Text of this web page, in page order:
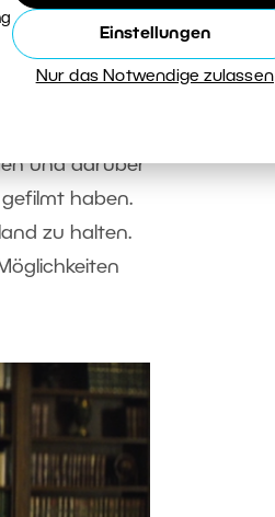
Einstellungen
Nur das Notwendige zulassen
und darüber
haben.
zu halten.